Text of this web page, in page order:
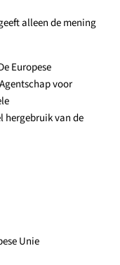
alleen de mening
Europese
voor
hergebruik van de
Unie